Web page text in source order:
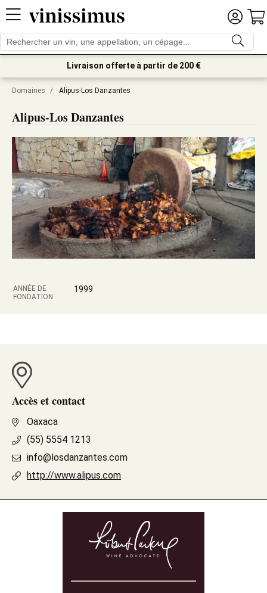
Livraison offerte à partir de 200 €
Domaines / Alipus-Los Danzantes
Alipus-Los Danzantes
ANNÉE DE
FONDATION
1999
Accès et contact
Oaxaca
(55) 5554 1213
info@losdanzantes.com
http://www.alipus.com